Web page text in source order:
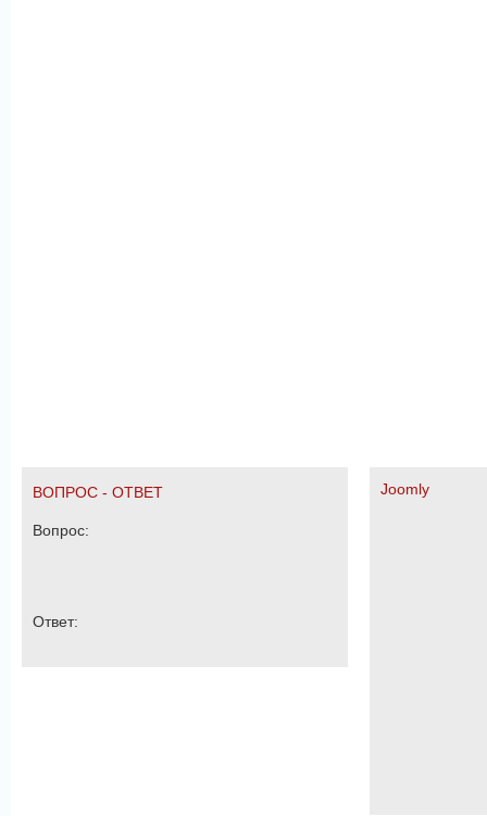
ВОПРОС - ОТВЕТ
Вопрос:
Ответ:
Joomly